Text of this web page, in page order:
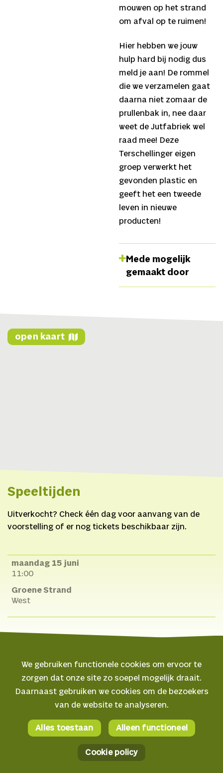
mouwen op het strand
om afval op te ruimen!
Hier hebben we jouw
hulp hard bij nodig dus
meld je aan! De rommel
die we verzamelen gaat
daarna niet zomaar de
prullenbak in, nee daar
weet de Jutfabriek wel
raad mee! Deze
Terschellinger eigen
groep verwerkt het
gevonden plastic en
geeft het een tweede
leven in nieuwe
producten!
Mede mogelijk
gemaakt door
open kaart
Speeltijden
Uitverkocht? Check één dag voor aanvang van de
voorstelling of er nog tickets beschikbaar zijn.
maandag 15 juni
11:00
Groene Strand
West
© 2026 Oerol
Algemene voorwaarden
Privacyverklaring
Facebook
We gebruiken functionele cookies om ervoor te
zorgen dat onze site zo soepel mogelijk draait.
Daarnaast gebruiken we cookies om de bezoekers
van de website te analyseren.
Alles toestaan Alleen functioneel
Cookie policy